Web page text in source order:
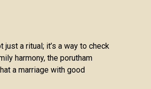
a ritual; it’s a way to check
harmony, the porutham
a marriage with good